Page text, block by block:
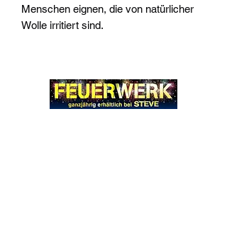
Menschen eignen, die von natürlicher
Wolle irritiert sind.